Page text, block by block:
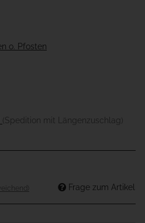
o. Pfosten
(Spedition mit Längenzuschlag)
Frage zum Artikel